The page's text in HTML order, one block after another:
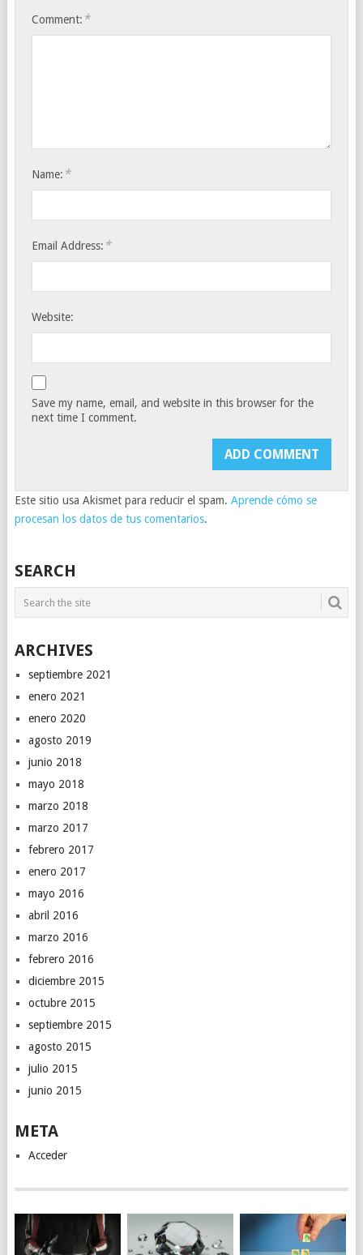
Comment: *
Name: *
Email Address: *
Website:
Save my name, email, and website in this browser for the
next time I comment.
Este sitio usa Akismet para reducir el spam. Aprende cómo se
procesan los datos de tus comentarios.
SEARCH
ARCHIVES
septiembre 2021
enero 2021
enero 2020
agosto 2019
junio 2018
mayo 2018
marzo 2018
marzo 2017
febrero 2017
enero 2017
mayo 2016
abril 2016
marzo 2016
febrero 2016
diciembre 2015
octubre 2015
septiembre 2015
agosto 2015
julio 2015
junio 2015
META
Acceder